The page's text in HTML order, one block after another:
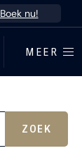
Boek nu!
MEER
ZOEK